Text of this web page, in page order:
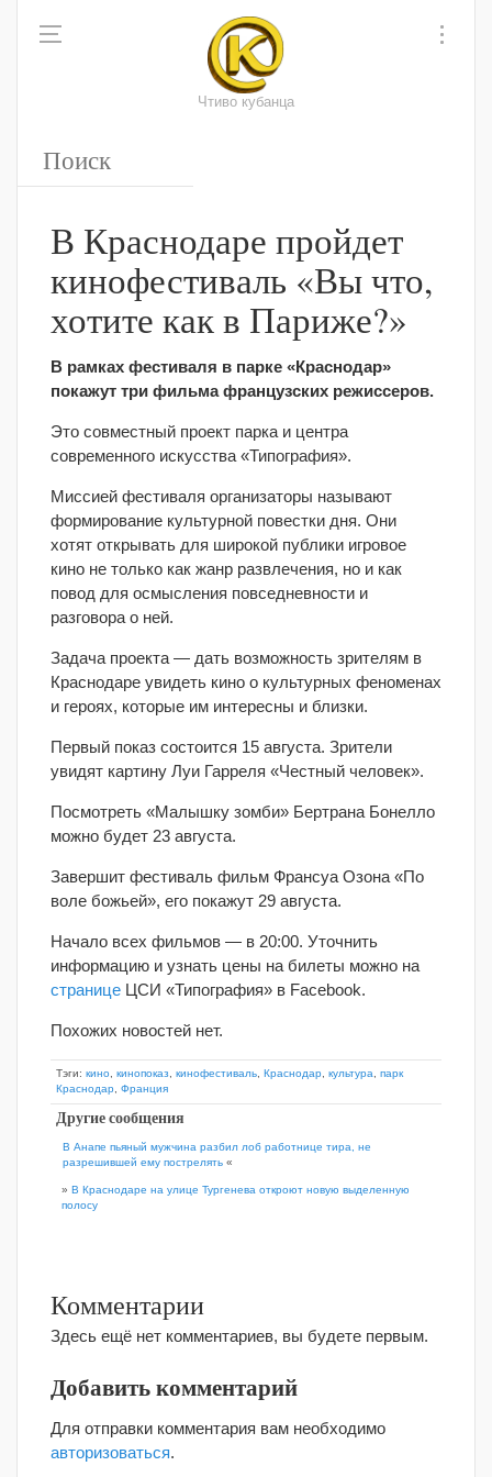
Чтиво кубанца
В Краснодаре пройдет
кинофестиваль «Вы что,
хотите как в Париже?»
В рамках фестиваля в парке «Краснодар»
покажут три фильма французских режиссеров.
Это совместный проект парка и центра
современного искусства «Типография».
Миссией фестиваля организаторы называют
формирование культурной повестки дня. Они
хотят открывать для широкой публики игровое
кино не только как жанр развлечения, но и как
повод для осмысления повседневности и
разговора о ней.
Задача проекта — дать возможность зрителям в
Краснодаре увидеть кино о культурных феноменах
и героях, которые им интересны и близки.
Первый показ состоится 15 августа. Зрители
увидят картину Луи Гарреля «Честный человек».
Посмотреть «Малышку зомби» Бертрана Бонелло
можно будет 23 августа.
Завершит фестиваль фильм Франсуа Озона «По
воле божьей», его покажут 29 августа.
Начало всех фильмов — в 20:00. Уточнить
информацию и узнать цены на билеты можно на
странице ЦСИ «Типография» в Facebook.
Похожих новостей нет.
Тэги: кино кинопоказ кинофестиваль Краснодар культура
парк
Краснодар Франция
Другие сообщения
В Анапе пьяный мужчина разбил лоб работнице тира, не
разрешившей ему пострелять «
» В Краснодаре на улице Тургенева откроют новую выделенную
полосу
Комментарии
Здесь ещё нет комментариев, вы будете первым.
Добавить комментарий
Для отправки комментария вам необходимо
авторизоваться.